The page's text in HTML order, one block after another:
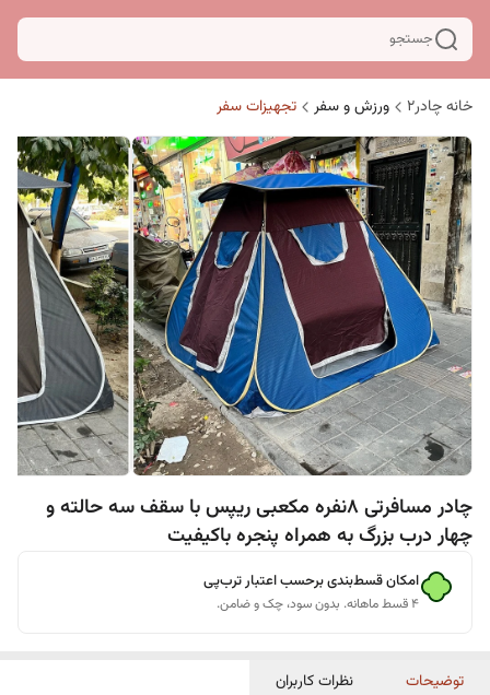
جستجو
خانه چادر۲ ورزش و سفر تجهیزات سفر
چادر مسافرتی 8نفره مکعبی ریپس با سقف سه حالته و
چهار درب بزرگ به همراه پنجره باکیفیت
امکان قسط‌بندی برحسب اعتبار ترب‌پی
۴ قسط ماهانه. بدون سود، چک و ضامن.
توضیحات نظرات کاربران